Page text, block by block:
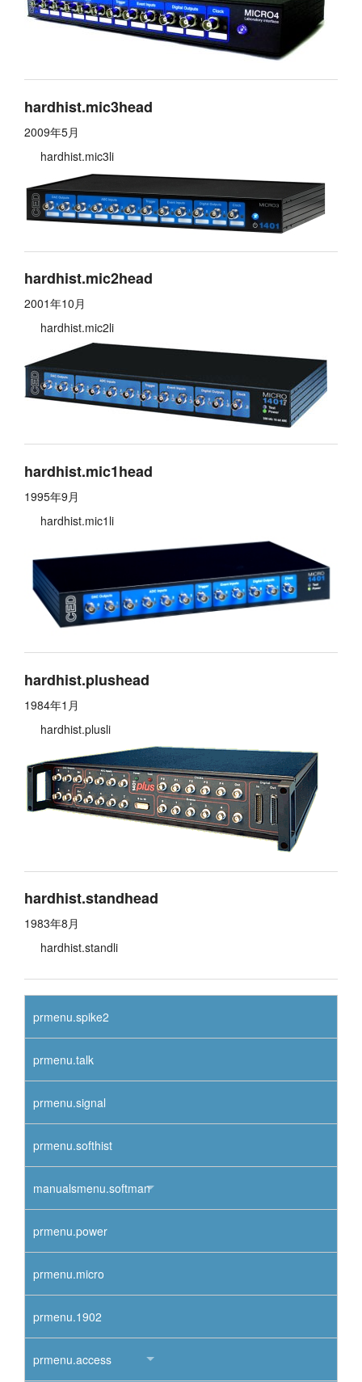
hardhist.mic3head
2009年5月
hardhist.mic3li
hardhist.mic2head
2001年10月
hardhist.mic2li
hardhist.mic1head
1995年9月
hardhist.mic1li
hardhist.plushead
1984年1月
hardhist.plusli
hardhist.standhead
1983年8月
hardhist.standli
prmenu.spike2
prmenu.talk
prmenu.signal
prmenu.softhist
manualsmenu.softman
prmenu.power
prmenu.micro
prmenu.1902
prmenu.access